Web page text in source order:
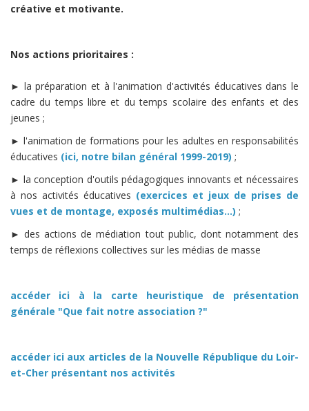
créative et motivante.
Nos actions prioritaires :
► la préparation et à l'animation d'activités éducatives dans le
cadre du temps libre et du temps scolaire des enfants et des
jeunes ;
► l'animation de formations pour les adultes en responsabilités
éducatives (ici, notre bilan général 1999-2019) ;
► la conception d'outils pédagogiques innovants et nécessaires
à nos activités éducatives (exercices et jeux de prises de
vues et de montage, exposés multimédias...) ;
► des actions de médiation tout public, dont notamment des
temps de réflexions collectives sur les médias de masse
accéder ici à la carte heuristique de présentation
générale "Que fait notre association ?"
accéder ici aux articles de la Nouvelle République du Loir-
et-Cher présentant nos activités